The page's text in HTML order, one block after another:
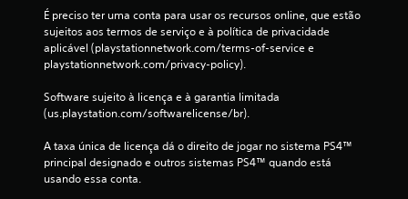
É preciso ter uma conta para usar os recursos online, que estão
sujeitos aos termos de serviço e à política de privacidade
aplicável (playstationnetwork.com/terms-of-service e
playstationnetwork.com/privacy-policy).
Software sujeito à licença e à garantia limitada
(us.playstation.com/softwarelicense/br).
A taxa única de licença dá o direito de jogar no sistema PS4™
principal designado e outros sistemas PS4™ quando está
usando essa conta.